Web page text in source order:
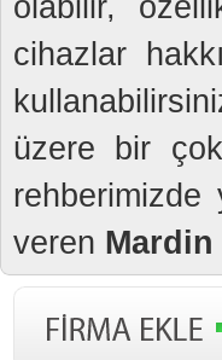
olabilir,
cihazlar
üzere bir
rehberimizde
veren Mardin